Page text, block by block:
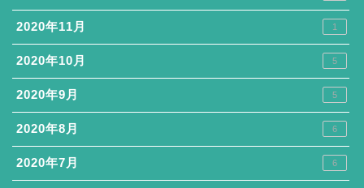
2020年11月 1
2020年10月 5
2020年9月 5
2020年8月 6
2020年7月 6